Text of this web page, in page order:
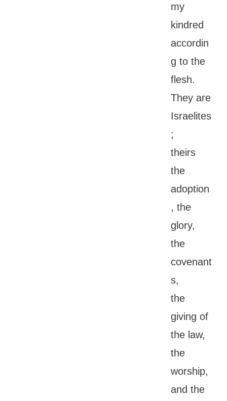
my
kindred
accordin
g to the
flesh.
They are
Israelites
;
theirs
the
adoption
, the
glory,
the
covenant
s,
the
giving of
the law,
the
worship,
and the